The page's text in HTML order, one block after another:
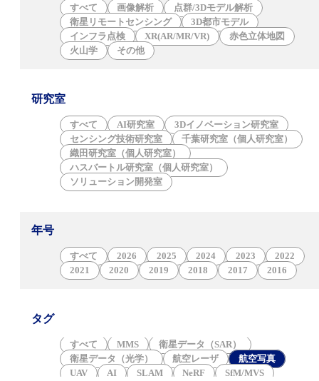
すべて 画像解析
点群/3Dモデル解析
衛星リモートセンシング
3D都市モデル
インフラ点検
XR(AR/MR/VR)
赤色立体地図
火山学
その他
研究室
すべて AI研究室
3Dイノベーション研究室
センシング技術研究室
千葉研究室（個人研究室）
織田研究室（個人研究室）
ハスバートル研究室（個人研究室）
ソリューション開発室
年号
すべて 2026 2025 2024 2023
2022
2021
2020 2019 2018 2017 2016
タグ
すべて MMS
衛星データ（SAR）
衛星データ（光学）
航空レーザ
航空写真
UAV
AI SLAM NeRF
SfM/MVS